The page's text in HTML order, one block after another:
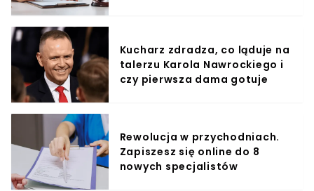
Kucharz zdradza, co ląduje na
talerzu Karola Nawrockiego i
czy pierwsza dama gotuje
Rewolucja w przychodniach.
Zapiszesz się online do 8
nowych specjalistów